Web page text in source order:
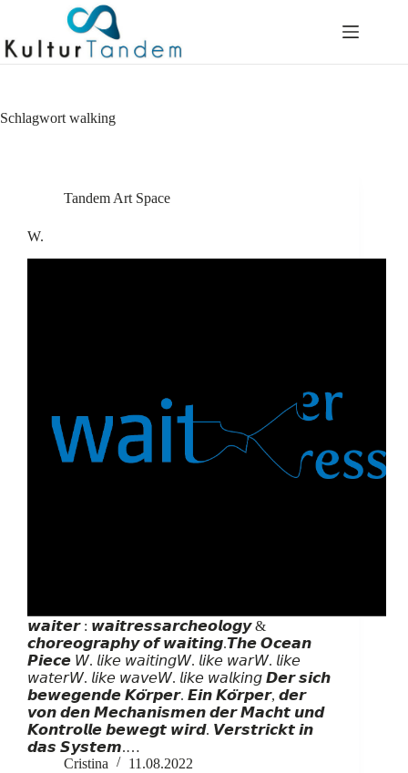
content
Schlagwort walking
Tandem Art Space
W.
𝙬𝙖𝙞𝙩𝙚𝙧 : 𝙬𝙖𝙞𝙩𝙧𝙚𝙨𝙨𝙖𝙧𝙘𝙝𝙚𝙤𝙡𝙤𝙜𝙮 &
𝙘𝙝𝙤𝙧𝙚𝙤𝙜𝙧𝙖𝙥𝙝𝙮 𝙤𝙛 𝙬𝙖𝙞𝙩𝙞𝙣𝙜.𝙏𝙝𝙚 𝙊𝙘𝙚𝙖𝙣
𝙋𝙞𝙚𝙘𝙚 𝘞. 𝘭𝘪𝘬𝘦 𝘸𝘢𝘪𝘵𝘪𝘯𝘨𝘞. 𝘭𝘪𝘬𝘦 𝘸𝘢𝘳𝘞. 𝘭𝘪𝘬𝘦
𝘸𝘢𝘵𝘦𝘳𝘞. 𝘭𝘪𝘬𝘦 𝘸𝘢𝘷𝘦𝘞. 𝘭𝘪𝘬𝘦 𝘸𝘢𝘭𝘬𝘪𝘯𝘨 𝘿𝙚𝙧 𝙨𝙞𝙘𝙝
𝙗𝙚𝙬𝙚𝙜𝙚𝙣𝙙𝙚 𝙆𝙤̈𝙧𝙥𝙚𝙧. 𝙀𝙞𝙣 𝙆𝙤̈𝙧𝙥𝙚𝙧, 𝙙𝙚𝙧
𝙫𝙤𝙣 𝙙𝙚𝙣 𝙈𝙚𝙘𝙝𝙖𝙣𝙞𝙨𝙢𝙚𝙣 𝙙𝙚𝙧 𝙈𝙖𝙘𝙝𝙩 𝙪𝙣𝙙
𝙆𝙤𝙣𝙩𝙧𝙤𝙡𝙡𝙚 𝙗𝙚𝙬𝙚𝙜𝙩 𝙬𝙞𝙧𝙙. 𝙑𝙚𝙧𝙨𝙩𝙧𝙞𝙘𝙠𝙩 𝙞𝙣
𝙙𝙖𝙨 𝙎𝙮𝙨𝙩𝙚𝙢.…
Cristina
11.08.2022